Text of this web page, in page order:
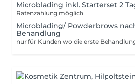
Microblading inkl. Starterset 2
Ratenzahlung möglich
Microblading/ Powderbrows
Behandlung